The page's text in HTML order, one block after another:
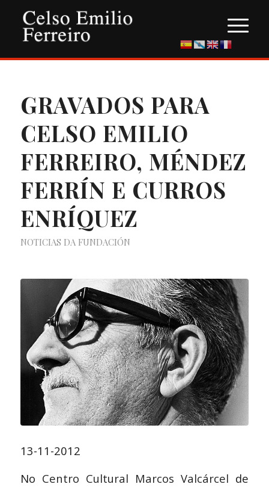
GRAVADOS PARA
CELSO EMILIO
FERREIRO, MÉNDEZ
FERRÍN E CURROS
ENRÍQUEZ
NOTICIAS DA FUNDACIÓN
13-11-2012
No Centro Cultural Marcos Valcárcel de